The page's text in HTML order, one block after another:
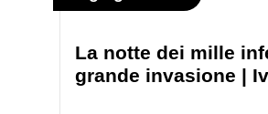
La notte dei mille
grande invasione |